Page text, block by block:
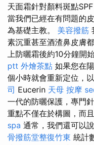
天面霜針對顏料斑點SPF
當我們已經在有問題的
為基礎主教。 美容撥筋
素沉重甚至酒渣鼻皮膚
上防曬霜後約10分鐘開
ptt 外燴茶點 如果您在
個小時就會重新定位，
司 Eucerin 天母 按摩
一代的防曬保護，專門
重點不僅在於構圖，而
spa 通常，我們還可以
骨撥筋堂整復竹東 統計